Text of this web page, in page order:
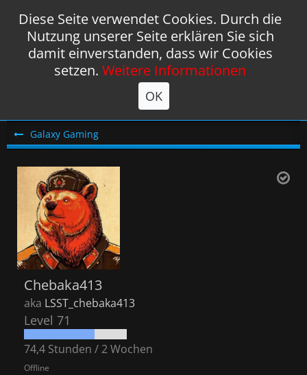
Galaxy Gaming
Chebaka413
aka LSST_chebaka413
Level 71
74,4 Stunden / 2 Wochen
Offline
Diese Seite verwendet Cookies. Durch die
Nutzung unserer Seite erklären Sie sich
damit einverstanden, dass wir Cookies
setzen. Weitere Informationen
OK